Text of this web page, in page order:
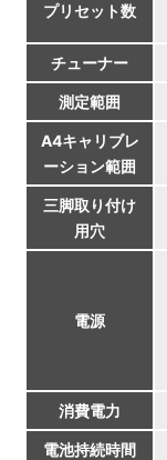
プリセット数
チューナー
測定範囲
A4キャリブレ
ーション範囲
三脚取り付け
用穴
電源
消費電力
電池持続時間